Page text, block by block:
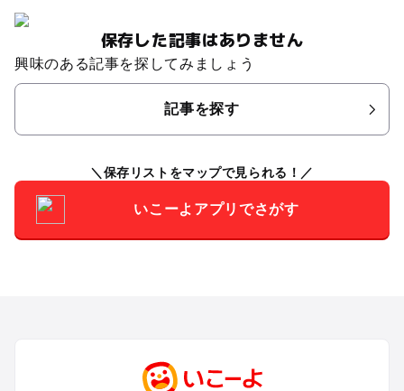
保存した記事はありません
興味のある記事を探してみましょう
記事を探す
保存リストをマップで見られる！
いこーよアプリでさがす